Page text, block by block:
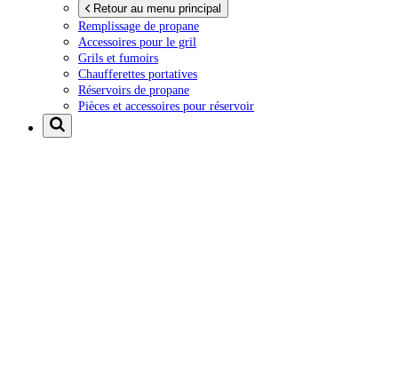
Retour au menu principal
Remplissage de propane
Accessoires pour le gril
Grils et fumoirs
Chaufferettes portatives
Réservoirs de propane
Pièces et accessoires pour réservoir